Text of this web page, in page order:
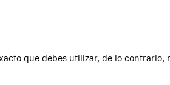
que debes utilizar, de lo contrario,